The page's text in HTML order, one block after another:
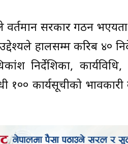
वर्तमान सरकार गठन
हालसम्म करिब ४०
निर्देशिका, कार्यविधि,
कार्यसूचीको प्रभावकारी